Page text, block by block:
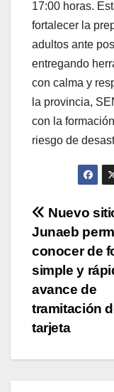
17:00 horas.
fortalecer la
adultos ante
entregando
con calma y
la provincia,
con la
riesgo de
de
Nuevo
Junaeb
conocer de
simple y
avance de
tramitación
tarjeta